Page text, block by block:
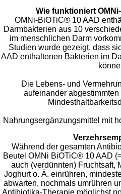
Wie funktioniert
OMNi-BiOTiC® 10 AAD
Darmbakterien aus 10
im menschlichen Darm
Studien wurde gezeigt, dass
AAD enthaltenen Bakterien im
Die Lebens- und
aufeinander
Nahrungsergänzungsmittel mit
Während der gesamten
Beutel OMNi BiOTiC® 10 AAD
auch (verdünnten) Fruchtsaft,
Joghurt o. Ä. einrühren,
abwarten, nochmals umrühren
Antibiotika-Therapie möglichst